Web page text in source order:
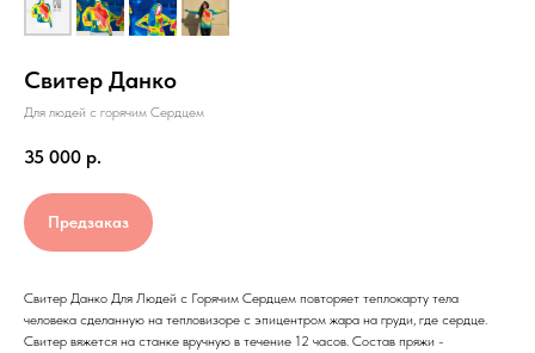
Свитер Данко
Для людей с горячим Сердцем
35 000 р.
Предзаказ
Свитер Данко Для Людей с Горячим Сердцем повторяет теплокарту тела
человека сделанную на тепловизоре с эпицентром жара на груди, где сердце.
Свитер вяжется на станке вручную в течение 12 часов. Состав пряжи -